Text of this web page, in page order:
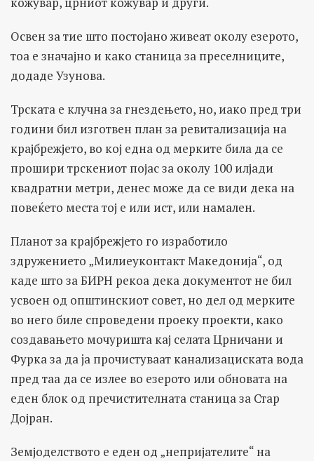
Освен за тие што постојано живеат околу езерото,
тоа е значајно и како станица за преселниците,
додаде Узунова.
Трската е клучна за гнездењето, но, иако пред три
години бил изготвен план за ревитализација на
крајбрежјето, во кој една од мерките била да се
прошири трскениот појас за околу 100 илјади
квадратни метри, денес може да се види дека на
повеќето места тој е или ист, или намален.
Планот за крајбрежјето го изработило
здружението „Милиеуконтакт Македонија“, од
каде што за БИРН рекоа дека документот не бил
усвоен од општинскиот совет, но дел од мерките
во него биле спроведени проеку проекти, како
создавањето мочуришта кај селата Црничани и
Фурка за да ja прочистуваат канализациската вода
пред таа да се излее во езерото или обновата на
еден блок од пречистителната станица за Стар
Дојран.
Земјоделството е еден од „непријателите“ на